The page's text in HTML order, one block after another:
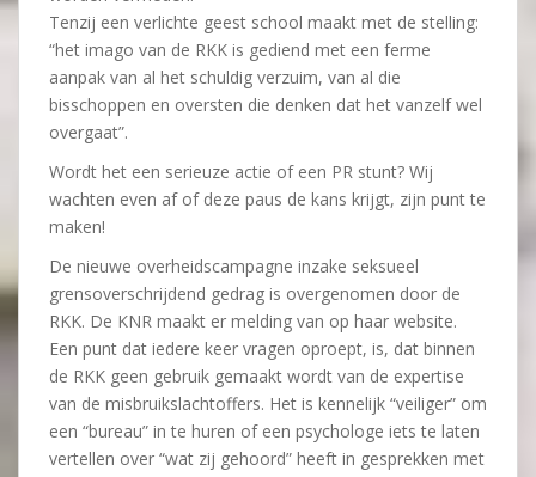
Tenzij een verlichte geest school maakt met de stelling:
“het imago van de RKK is gediend met een ferme
aanpak van al het schuldig verzuim, van al die
bisschoppen en oversten die denken dat het vanzelf wel
overgaat”.
Wordt het een serieuze actie of een PR stunt? Wij
wachten even af of deze paus de kans krijgt, zijn punt te
maken!
De nieuwe overheidscampagne inzake seksueel
grensoverschrijdend gedrag is overgenomen door de
RKK. De KNR maakt er melding van op haar website.
Een punt dat iedere keer vragen oproept, is, dat binnen
de RKK geen gebruik gemaakt wordt van de expertise
van de misbruikslachtoffers. Het is kennelijk “veiliger” om
een “bureau” in te huren of een psychologe iets te laten
vertellen over “wat zij gehoord” heeft in gesprekken met